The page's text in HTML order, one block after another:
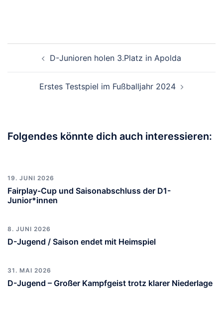
D-Junioren holen 3.Platz in Apolda
Erstes Testspiel im Fußballjahr 2024
Folgendes könnte dich auch interessieren:
19. JUNI 2026
Fairplay-Cup und Saisonabschluss der D1-
Junior*innen
8. JUNI 2026
D-Jugend / Saison endet mit Heimspiel
31. MAI 2026
D-Jugend – Großer Kampfgeist trotz klarer Niederlage